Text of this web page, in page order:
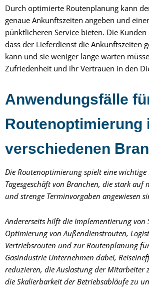
Durch optimierte Routenplanung kann
genaue Ankunftszeiten angeben und
pünktlicheren Service bieten. Die
dass der Lieferdienst die Ankunftszeiten
kann und sie weniger lange warten
Zufriedenheit und ihr Vertrauen in den
Anwendungsfälle
Routenoptimierung
verschiedenen
Die Routenoptimierung spielt eine wichtige
Tagesgeschäft von Branchen, die stark
und strenge Terminvorgaben angewiesen
Andererseits hilft die Implementierung von
Optimierung von Außendienstrouten,
Vertriebsrouten und zur Routenplanung
Gasindustrie Unternehmen dabei,
reduzieren, die Auslastung der Mitarbeiter
die Skalierbarkeit der Betriebsabläufe zu